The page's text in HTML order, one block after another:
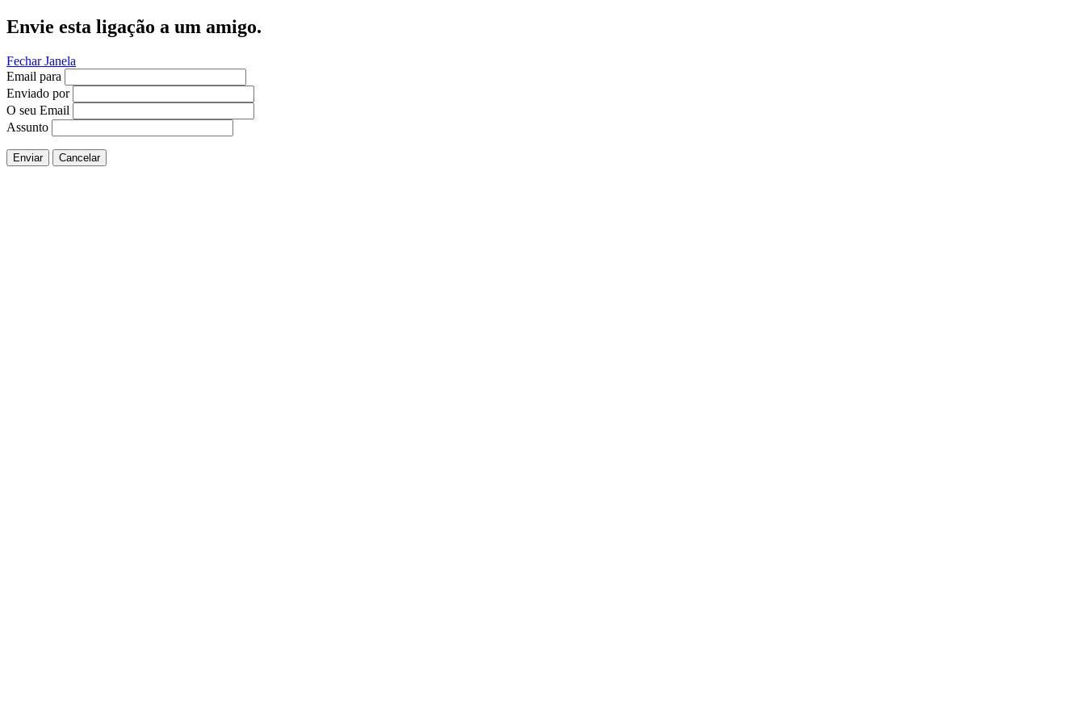
Envie esta ligação a um amigo.
Fechar Janela
Email para
Enviado por
O seu Email
Assunto
Enviar Cancelar